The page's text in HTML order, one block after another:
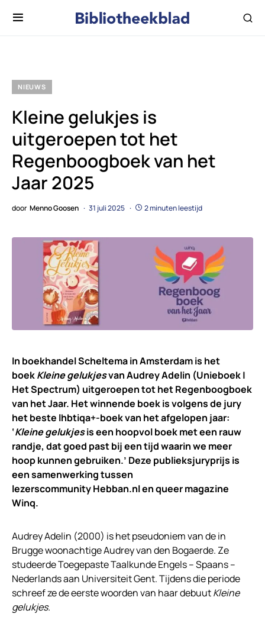
NIEUWS
Kleine gelukjes is
uitgeroepen tot het
Regenboogboek van het
Jaar 2025
door Menno Goosen 31 juli 2025 2 minuten leestijd
In boekhandel Scheltema in Amsterdam is het
boekKleine gelukjesvan Audrey Adelin (Unieboek |
Het Spectrum) uitgeroepen tot het Regenboogboek
van het Jaar. Het winnende boek is volgens de jury
het beste lhbtiqa+-boek van het afgelopen jaar:
‘Kleine gelukjesis een hoopvol boek met een rauw
randje, dat goed past bij een tijd waarin we meer
hoop kunnen gebruiken.’ Deze publieksjuryprijs is
een samenwerking tussen
lezerscommunity Hebban.nl en queer magazine
Winq.
Audrey Adelin (2000) is het pseudoniem van de in
Brugge woonachtige Audrey van den Bogaerde. Ze
studeerde Toegepaste Taalkunde Engels – Spaans –
Nederlands aan Universiteit Gent. Tijdens die periode
schreef ze de eerste woorden van haar debuutKleine
gelukjes.